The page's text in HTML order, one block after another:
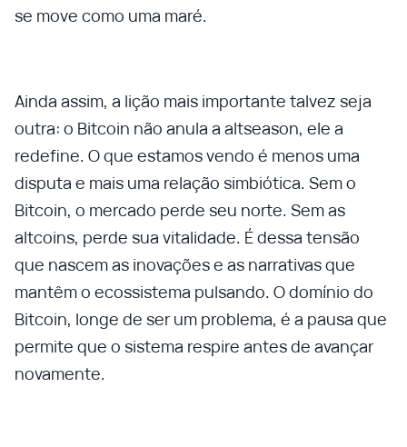
se move como uma maré.
Ainda assim, a lição mais importante talvez seja
outra: o Bitcoin não anula a altseason, ele a
redefine. O que estamos vendo é menos uma
disputa e mais uma relação simbiótica. Sem o
Bitcoin, o mercado perde seu norte. Sem as
altcoins, perde sua vitalidade. É dessa tensão
que nascem as inovações e as narrativas que
mantêm o ecossistema pulsando. O domínio do
Bitcoin, longe de ser um problema, é a pausa que
permite que o sistema respire antes de avançar
novamente.